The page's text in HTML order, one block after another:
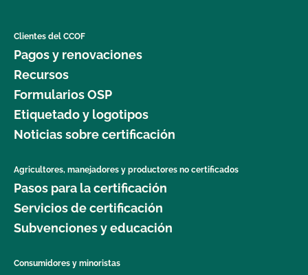
Clientes del CCOF
Pagos y renovaciones
Recursos
Formularios OSP
Etiquetado y logotipos
Noticias sobre certificación
Agricultores, manejadores y productores no certificados
Pasos para la certificación
Servicios de certificación
Subvenciones y educación
Consumidores y minoristas